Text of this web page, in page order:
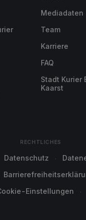
Mediadaten
Team
Karriere
FAQ
Stadt Kurier
Kaarst
RECHTLICHES
Datenschutz
Einstellungen